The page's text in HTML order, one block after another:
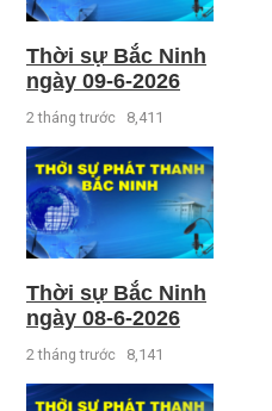
Thời sự Bắc Ninh
ngày 09-6-2026
2 tháng trước 8,411
Thời sự Bắc Ninh
ngày 08-6-2026
2 tháng trước 8,141